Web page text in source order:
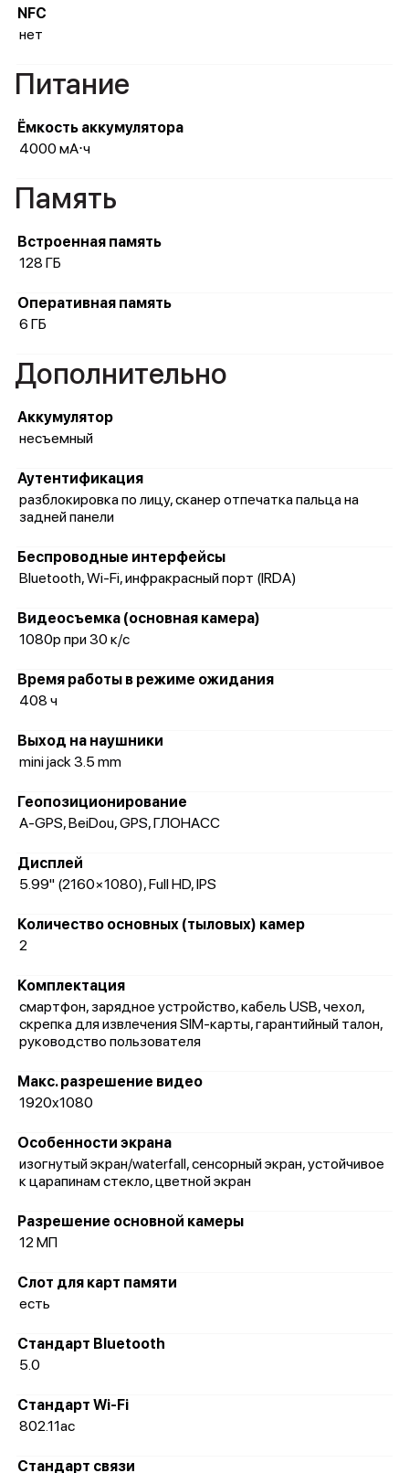
NFC
нет
Питание
Ёмкость аккумулятора
4000 мА⋅ч
Память
Встроенная память
128 ГБ
Оперативная память
6 ГБ
Дополнительно
Аккумулятор
несъемный
Аутентификация
разблокировка по лицу, сканер отпечатка пальца на
задней панели
Беспроводные интерфейсы
Bluetooth, Wi-Fi, инфракрасный порт (IRDA)
Видеосъемка (основная камера)
1080p при 30 к/с
Время работы в режиме ожидания
408 ч
Выход на наушники
mini jack 3.5 mm
Геопозиционирование
A-GPS, BeiDou, GPS, ГЛОНАСС
Дисплей
5.99" (2160×1080), Full HD, IPS
Количество основных (тыловых) камер
2
Комплектация
смартфон, зарядное устройство, кабель USB, чехол,
скрепка для извлечения SIM-карты, гарантийный талон,
руководство пользователя
Макс. разрешение видео
1920x1080
Особенности экрана
изогнутый экран/waterfall, сенсорный экран, устойчивое
к царапинам стекло, цветной экран
Разрешение основной камеры
12 МП
Слот для карт памяти
есть
Стандарт Bluetooth
5.0
Стандарт Wi-Fi
802.11ac
Стандарт связи